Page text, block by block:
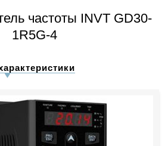
частоты INVT GD30-
1R5G-4